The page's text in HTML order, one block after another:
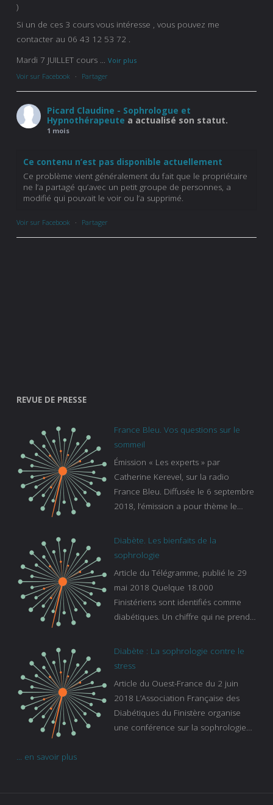
)
Si un de ces 3 cours vous intéresse , vous pouvez me
contacter au 06 43 12 53 72 .
Mardi 7 JUILLET cours ... Voir plus
Voir sur Facebook
· Partager
Picard Claudine - Sophrologue et
Hypnothérapeute a actualisé son statut.
1 mois
Ce contenu n’est pas disponible actuellement
Ce problème vient généralement du fait que le propriétaire
ne l’a partagé qu’avec un petit groupe de personnes, a
modifié qui pouvait le voir ou l’a supprimé.
Voir sur Facebook · Partager
REVUE DE PRESSE
France Bleu. Vos questions sur le
sommeil
Émission « Les experts » par
Catherine Kerevel, sur la radio
France Bleu. Diffusée le 6 septembre
2018, l’émission a pour thème le
bleu :
https://www.francebleu.fr/emissions/l
sur-le-sommeil
Diabète. Les bienfaits de la
sophrologie
Article du Télégramme, publié le 29
mai 2018 Quelque 18.000
Finistériens sont identifiés comme
diabétiques. Un chiffre qui ne prend
s’ignorent. « C’est une pathologie qui
continue à augmenter, souligne
de la Caisse primaire d’assurance-
maladie. C’est aussi une pathologie
qui peut être handicapante et coûte
cher quand on sait que 37 % des
Diabète : La sophrologie contre le
stress
Article du Ouest-France du 2 juin
2018 L’Association Française des
Diabétiques du Finistère organise
une conférence sur la sophrologie
... en savoir plus